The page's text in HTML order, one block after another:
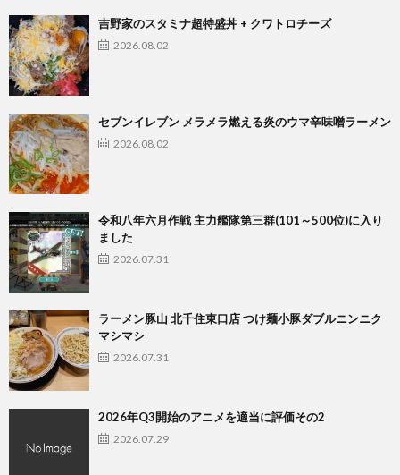
吉野家のスタミナ超特盛丼 + クワトロチーズ
2026.08.02
セブンイレブン メラメラ燃える炎のウマ辛味噌ラーメン
2026.08.02
令和八年六月作戦 主力艦隊第三群(101～500位)に入り
ました
2026.07.31
ラーメン豚山 北千住東口店 つけ麺小豚ダブルニンニク
マシマシ
2026.07.31
2026年Q3開始のアニメを適当に評価その2
2026.07.29